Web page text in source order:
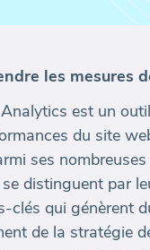
les mesures
est un
du site
ses
distinguent par
clés qui génèrent
de la stratégie